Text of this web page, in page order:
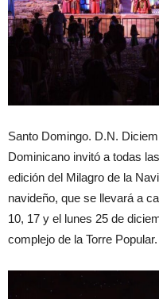
Santo Domingo. D.N.
Dominicano invitó a todas
edición del Milagro de la
navideño, que se llevará a
10, 17 y el lunes 25 de
complejo de la Torre Popular.